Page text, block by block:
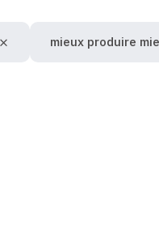
mieux produire